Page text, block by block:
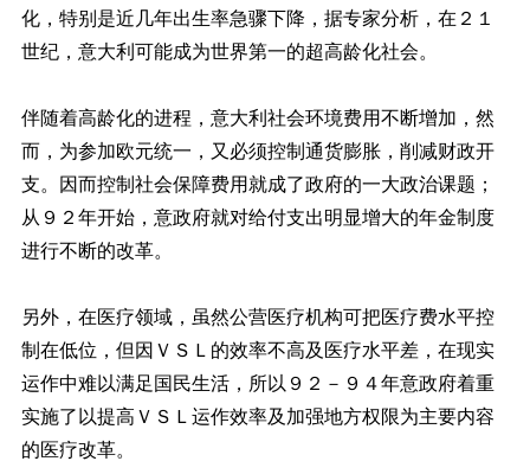
化，特别是近几年出生率急骤下降，据专家分析，在２１
世纪，意大利可能成为世界第一的超高龄化社会。
伴随着高龄化的进程，意大利社会环境费用不断增加，然
而，为参加欧元统一，又必须控制通货膨胀，削减财政开
支。因而控制社会保障费用就成了政府的一大政治课题；
从９２年开始，意政府就对给付支出明显增大的年金制度
进行不断的改革。
另外，在医疗领域，虽然公营医疗机构可把医疗费水平控
制在低位，但因ＶＳＬ的效率不高及医疗水平差，在现实
运作中难以满足国民生活，所以９２－９４年意政府着重
实施了以提高ＶＳＬ运作效率及加强地方权限为主要内容
的医疗改革。